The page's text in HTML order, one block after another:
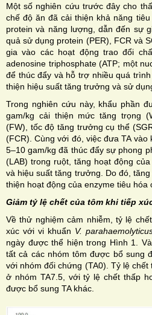
Một số nghiên cứu trước đây cho
chế độ ăn đã cải thiện khả năng
protein và năng lượng, dẫn đến sự
quả sử dụng protein (PER), FCR và
gia vào các hoạt động trao đổi
adenosine triphosphate (ATP; một
để thúc đẩy và hỗ trợ nhiều quá
thiện hiệu suất tăng trưởng và sử
Trong nghiên cứu này, khẩu phần
gam/kg cải thiện mức tăng trọng
(FW), tốc độ tăng trưởng cụ thể
(FCR). Cùng với đó, việc đưa TA
5–10 gam/kg đã thúc đẩy sự phong
(LAB) trong ruột, tăng hoạt động
và hiệu suất tăng trưởng. Do đó,
thiện hoạt động của enzyme tiêu hóa
Giảm tỷ lệ chết của tôm khi tiếp
Về thử nghiệm cảm nhiễm, tỷ lệ
xúc với vi khuẩn V.
ngày được thể hiện trong Hình 1.
tất cả các nhóm tôm được bổ sung
với nhóm đối chứng (TA0). Tỷ lệ
ở nhóm TA7.5, với tỷ lệ chết thấp
được bổ sung TA khác.